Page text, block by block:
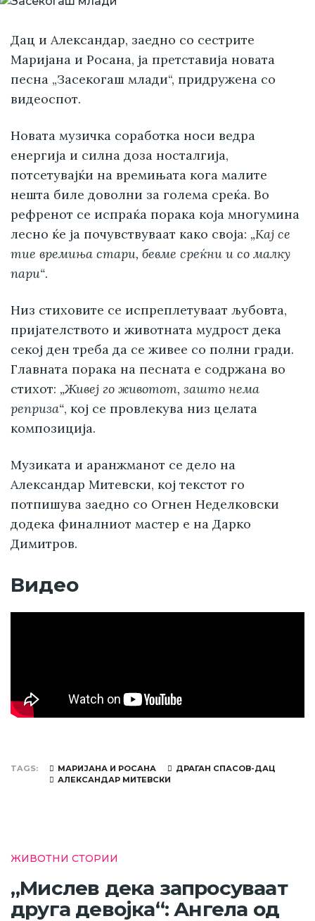
Дац и Александар, заедно со сестрите
Маријана и Росана, ја претставија новата
песна „Засекогаш млади“, придружена со
видеоспот.
Новата музичка соработка носи ведра
енергија и силна доза носталгија,
потсетувајќи на времињата кога малите
нешта биле доволни за голема среќа. Во
рефренот се испраќа порака која многумина
лесно ќе ја почувствуваат како своја: „Кај се
тие времиња стари, бевме среќни и со малку
пари“.
Низ стиховите се испреплетуваат љубовта,
пријателството и животната мудрост дека
секој ден треба да се живее со полни гради.
Главната порака на песната е содржана во
стихот: „Живеј го животот, зашто нема
реприза“, кој се провлекува низ целата
композиција.
Музиката и аранжманот се дело на
Александар Митевски, кој текстот го
потпишува заедно со Огнен Неделковски
додека финалниот мастер е на Дарко
Димитров.
Видео
TAGS МАРИЈАНА И РОСАНА
ДРАГАН СПАСОВ-ДАЦ
АЛЕКСАНДАР МИТЕВСКИ
ЖИВОТНИ СТОРИИ
„Мислев дека запросуваат
друга девојка“: Ангела од